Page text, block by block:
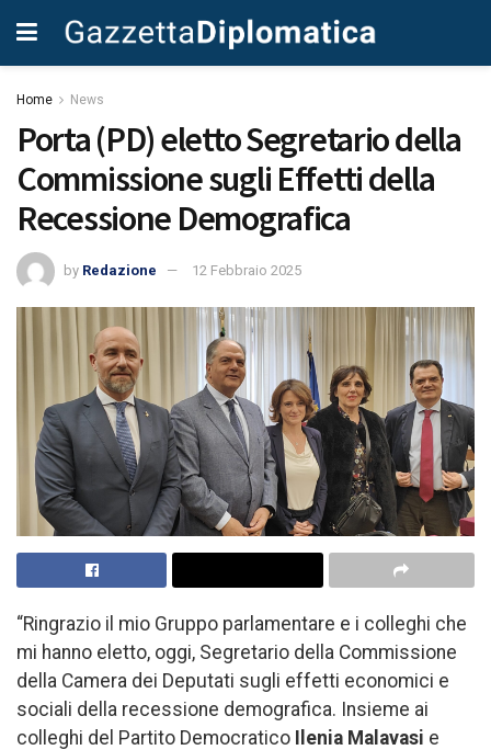
Home News
Porta (PD) eletto Segretario della
Commissione sugli Effetti della
Recessione Demografica
by Redazione 12 Febbraio 2025
“Ringrazio il mio Gruppo parlamentare e i colleghi che
mi hanno eletto, oggi, Segretario della Commissione
della Camera dei Deputati sugli effetti economici e
sociali della recessione demografica. Insieme ai
colleghi del Partito Democratico Ilenia Malavasi e